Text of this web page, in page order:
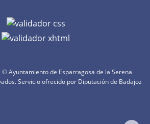
© Ayuntamiento de Esparragosa de la Serena
Servicio ofrecido por Diputación de Badajoz